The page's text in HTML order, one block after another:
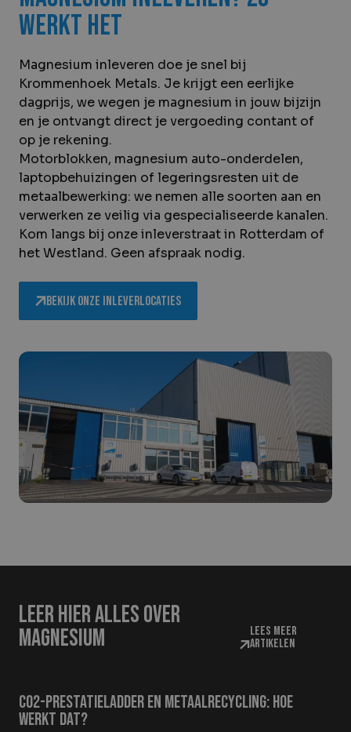
werkt het
Magnesium inleveren doe je snel bij
Krommenhoek Metals. Je krijgt een eerlijke
dagprijs, we wegen je magnesium in jouw bijzijn
en je ontvangt direct je vergoeding contant of
op je rekening.
Motorblokken, magnesium auto-onderdelen,
laptopbehuizingen of legeringsresten uit de
metaalbewerking: we nemen alle soorten aan en
verwerken ze veilig via gespecialiseerde kanalen.
Kom langs bij onze inleverstraat in Rotterdam of
het Westland. Geen afspraak nodig.
Bekijk onze inleverlocaties
Leer hier alles over
magnesium
Lees meer
artikelen
CO2-prestatieladder en metaalrecycling: hoe
werkt dat?